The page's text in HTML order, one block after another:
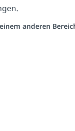
anderen